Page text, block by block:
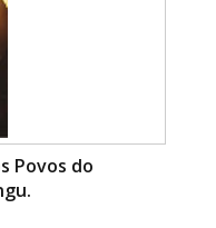
Povos do